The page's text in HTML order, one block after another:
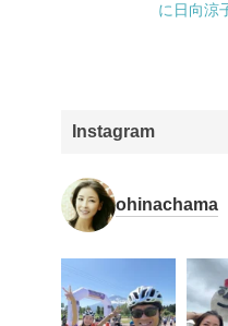
に日向涼
Instagram
ohinachama